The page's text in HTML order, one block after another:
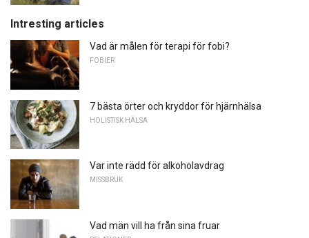
Intresting articles
Vad är målen för terapi för fobi?
FOBIER
7 bästa örter och kryddor för hjärnhälsa
HOLISTISK HÄLSA
Var inte rädd för alkoholavdrag
MISSBRUK
Vad män vill ha från sina fruar